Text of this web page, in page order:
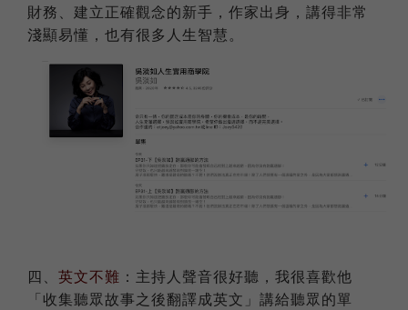
財務、建立正確觀念的新手，作家出身，講得非常
淺顯易懂，也有很多人生智慧。
四、 英文不難 ：主持人聲音很好聽，我很喜歡他
「收集聽眾故事之後翻譯成英文」講給聽眾的單